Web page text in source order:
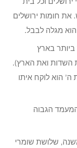
וכל בית
חומות ירושלים
מגלה לבבל.
בארץ
השדות ואת הארץ).
הוא לוקח איתו
הגבוה
שלושת שומרי